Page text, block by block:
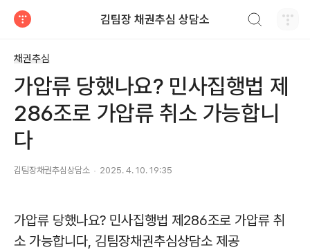
김팀장 채권추심 상담소
채권추심
가압류 당했나요? 민사집행법 제
286조로 가압류 취소 가능합니
다
김팀장채권추심상담소 2025. 4. 10. 19:35
가압류 당했나요? 민사집행법 제286조로 가압류 취
소 가능합니다, 김팀장채권추심상담소 제공